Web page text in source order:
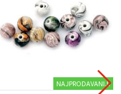
NAJPRODAVANIJI